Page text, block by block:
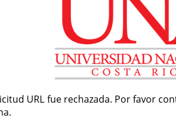
URL fue rechazada. Por favor